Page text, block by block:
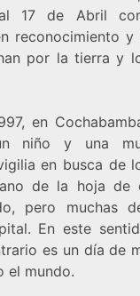
17 de Abril
reconocimiento y
por la tierra y
en
niño y una
en busca de
de la hoja de
pero muchas
En este
es un día de
el mundo.